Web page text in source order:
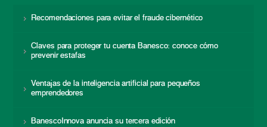
Recomendaciones para evitar el fraude cibernético
Claves para proteger tu cuenta Banesco: conoce cómo
prevenir estafas
Ventajas de la inteligencia artificial para pequeños
emprendedores
BanescoInnova anuncia su tercera edición